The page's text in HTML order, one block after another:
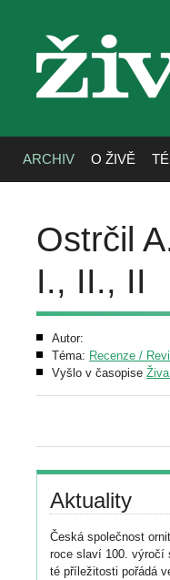
živa
ARCHIV O ŽIVĚ
Ostrčil
I., II., II
Autor:
Téma: Recenze /
Vyšlo v časopise
Aktuality
Česká společnost
roce slaví 100. výročí
té příležitosti pořádá